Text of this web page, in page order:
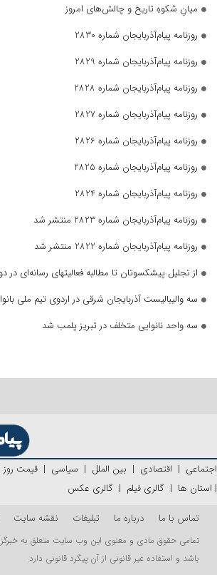
میانِ شکوهِ تاریخ و چالش‌های امروز
روزنامه پیام‌آذربایجان شماره 2830
روزنامه پیام‌آذربایجان شماره 2829
روزنامه پیام‌آذربایجان شماره 2828
روزنامه پیام‌آذربایجان شماره 2827
روزنامه پیام‌آذربایجان شماره 2826
روزنامه پیام‌آذربایجان شماره 2825
روزنامه پیام‌آذربایجان شماره 2824
روزنامه پیام‌آذربایجان شماره 2823 منتشر شد
روزنامه پیام‌آذربایجان شماره 2822 منتشر شد
از تجلیل پیشکسوتان تا مطالبه فعالیتهای رسانه‌ای در
سه والیبالیست آذربایجان‌ شرقی در اردوی تیم ملی
سه واحد نانوایی متخلف در تبریز پلمب شد
اجتماعی | اقتصادی | بین الملل | سیاسی | قیمت روز
| استان ها | گالری فیلم | گالری عکس
تماس با ما
درباره ما تبلیغات نقشه سایت
تمامی حقوق مادی و معنوی این وب سایت متعلق به
باشد و استفاده غیر قانونی از آن پیگرد قانونی دارد.